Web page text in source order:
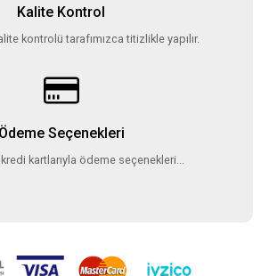
Kalite Kontrol
kontrolü tarafımızca titizlikle yapılır.
Ödeme Seçenekleri
kartlarıyla ödeme seçenekleri...